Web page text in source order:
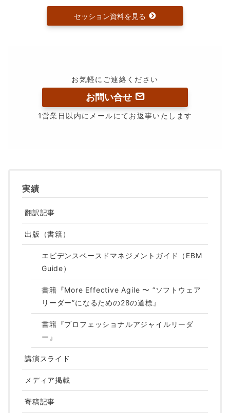
セッション資料を見る
お気軽にご連絡ください
お問い合せ
1営業日以内にメールにてお返事いたします
実績
翻訳記事
出版（書籍）
エビデンスベースドマネジメントガイド（EBM
Guide）
書籍『More Effective Agile 〜 “ソフトウェア
リーダー”になるための28の道標』
書籍『プロフェッショナルアジャイルリーダ
ー』
講演スライド
メディア掲載
寄稿記事